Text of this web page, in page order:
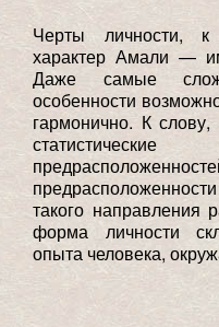
Черты личности, к
характер Амали —
Даже самые
особенности
гармонично. К
такого направления
форма личности
опыта человека,